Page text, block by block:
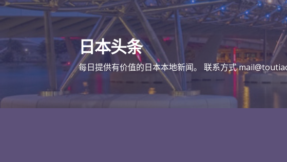
跳
至
内
容
日本头条
每日提供有价值的日本本地新闻。 联系方式